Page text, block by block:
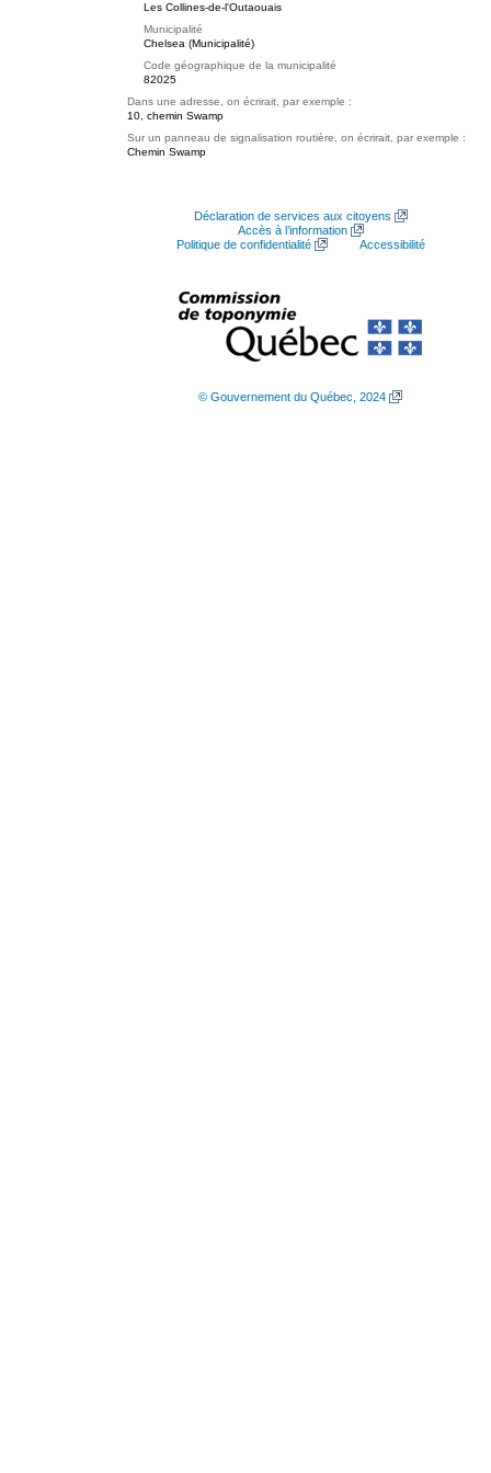
Les Collines-de-l'Outaouais
Municipalité
Chelsea (Municipalité)
Code géographique de la municipalité
82025
Dans une adresse, on écrirait, par exemple :
10, chemin Swamp
Sur un panneau de signalisation routière, on écrirait, par exemple :
Chemin Swamp
Déclaration de services aux citoyens
Accès à l’information
Politique de confidentialité
Accessibilité
© Gouvernement du Québec, 2024